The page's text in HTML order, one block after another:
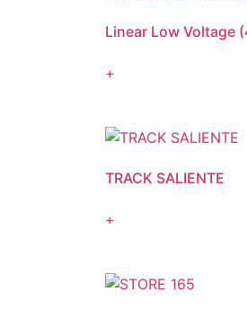
Linear Low Voltage
+
TRACK SALIENTE
+